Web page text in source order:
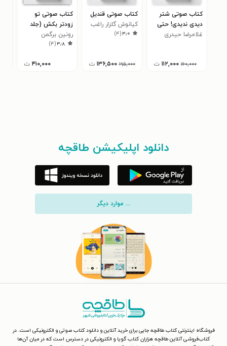
کتاب صوتی شتر
دیدی ندیدی! حتی
خر و گربه
غلامرضا حیدری
۱۶۰,۰۰۰ ۱۱۲,۰۰۰ ت
کتاب صوتی قندیل
کیانوش گلزار راغب
۳٫۰(۴)
۱۹۵,۰۰۰ ۱۳۶,۵۰۰ ت
کتاب صوتی تو
زودتر بکش (جلد
چهارم)
رونین برگمن
۳٫۸(۴)
۴۱۰,۰۰۰ ت
دانلود اپلیکیشن طاقچه
... موارد دیگر
فروشگاه اینترنتی کتاب طاقچه جایی برای خرید آنلاین و دانلود کتاب صوتی و الکترونیکی است. در
کتاب‌فروشی آنلاین طاقچه هزاران کتاب گویا و الکترونیکی در دسترس است که در میان آن‌ها